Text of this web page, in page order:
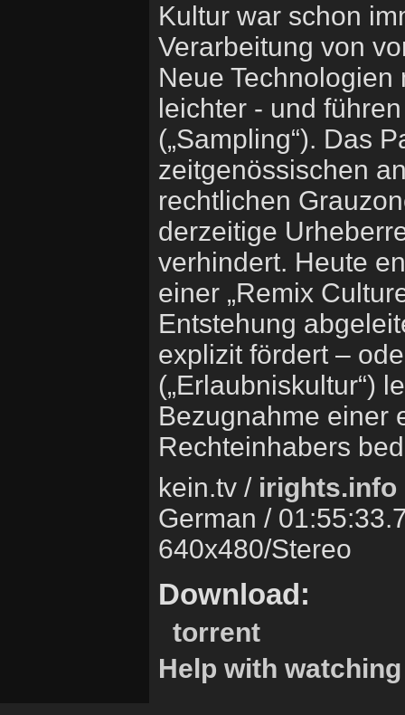
Kultur war schon
Verarbeitung von
Neue
leichter - und
(„Sampling“). Das
zeitgenössischen
rechtlichen
derzeitige
verhindert. Heute
einer „Remix
Entstehung
explizit fördert –
(„Erlaubniskultur“)
Bezugnahme einer
Rechteinhabers
kein.tv / irights.info
German /
640x480/Stereo
Download:
torrent
Help with